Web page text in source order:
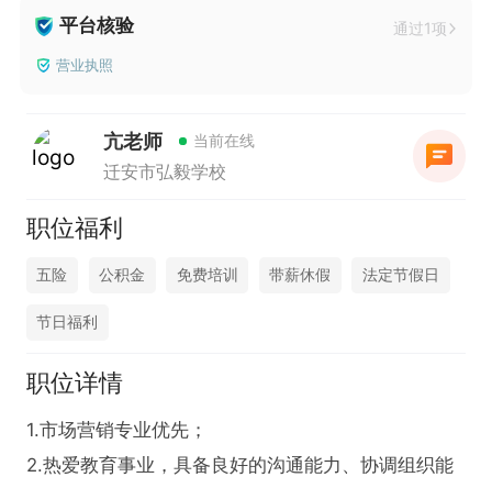
平台核验 通过1项
营业执照
亢老师 当前在线
迁安市弘毅学校
职位福利
五险 公积金 免费培训 带薪休假 法定节假日
节日福利
职位详情
1.市场营销专业优先；
2.热爱教育事业，具备良好的沟通能力、协调组织能